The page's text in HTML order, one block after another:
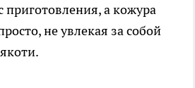
приготовления, а кожура
не увлекая за собой